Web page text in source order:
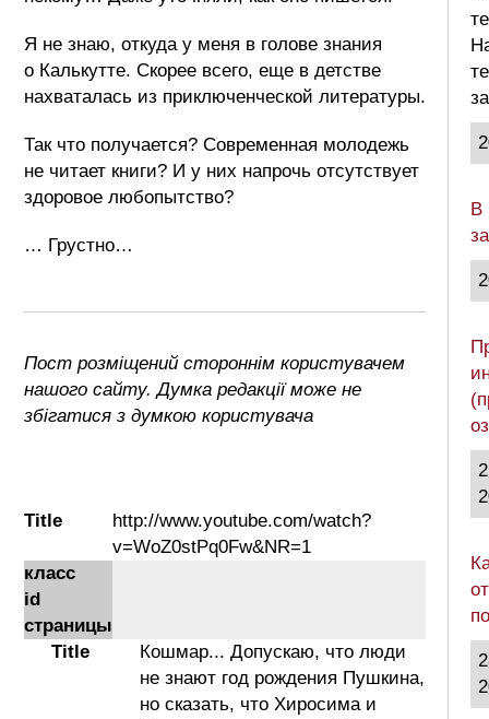
Я не знаю, откуда у меня в голове знания
о Калькутте. Скорее всего, еще в детстве
нахваталась из приключенческой литературы.
Так что получается? Современная молодежь
не читает книги? И у них напрочь отсутствует
здоровое любопытство?
… Грустно…
Пост розміщений стороннім користувачем
нашого сайту. Думка редакції може не
збігатися з думкою користувача
Title
http://www.youtube.com/watch?
v=WoZ0stPq0Fw&NR=1
класс
id
страницы
Title
Кошмар... Допускаю, что люди
не знают год рождения Пушкина,
но сказать, что Хиросима и
В